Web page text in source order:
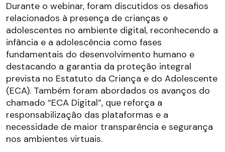
Durante o webinar, foram discutidos os desafios
relacionados à presença de crianças e
adolescentes no ambiente digital, reconhecendo a
infância e a adolescência como fases
fundamentais do desenvolvimento humano e
destacando a garantia da proteção integral
prevista no Estatuto da Criança e do Adolescente
(ECA). Também foram abordados os avanços do
chamado “ECA Digital”, que reforça a
responsabilização das plataformas e a
necessidade de maior transparência e segurança
nos ambientes virtuais.